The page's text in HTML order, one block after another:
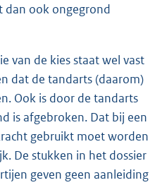
dan ook ongegrond
van de kies staat wel vast
dat de tandarts (daarom)
Ook is door de tandarts
is afgebroken. Dat bij een
gebruikt moet worden
De stukken in het dossier
geven geen aanleiding